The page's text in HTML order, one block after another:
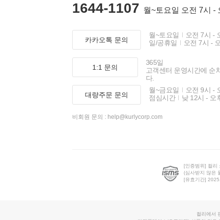
1644-1107 월~토요일 오전 7시 -
카카오톡 문의
월~토요일
오전 7시 -
일/공휴일
오전 7시 -
1:1 문의
365일
고객센터 운영시간에 순
다.
대량주문 문의
월~금요일
오전 9시 -
점심시간
낮 12시 - 오
비회원 문의 : help@kurlycorp.com
[인증범위] 컬리
(심사받지 않은
[유효기간]
컬리에서